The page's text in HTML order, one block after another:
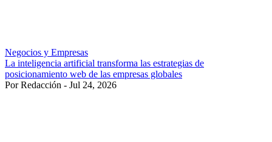
Negocios y Empresas
La inteligencia artificial transforma las estrategias de
posicionamiento web de las empresas globales
Por Redacción - Jul 24, 2026